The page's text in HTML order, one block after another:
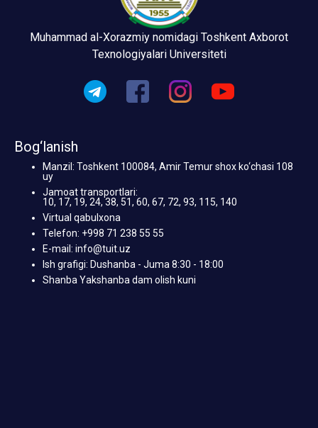
Muhammad al-Xorazmiy nomidagi Toshkent Axborot
Texnologiyalari Universiteti
Bog‘lanish
Manzil: Toshkent 100084, Amir Temur shox ko‘chasi 108
uy
Jamoat transportlari:
10, 17, 19, 24, 38, 51, 60, 67, 72, 93, 115, 140
Virtual qabulxona
Telefon: +998 71 238 55 55
E-mail: info@tuit.uz
Ish grafigi: Dushanba - Juma 8:30 - 18:00
Shanba Yakshanba dam olish kuni